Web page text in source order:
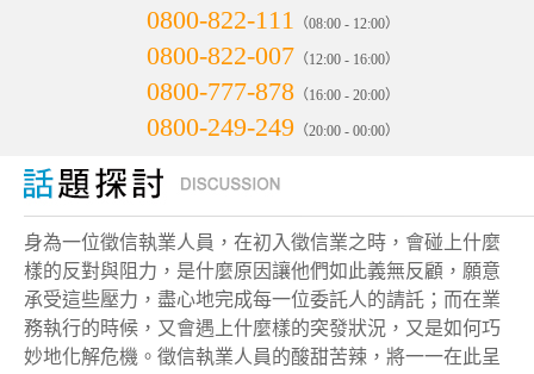
0800-822-111 （08:00 - 12:00）
0800-822-007 （12:00 - 16:00）
0800-777-878 （16:00 - 20:00）
0800-249-249 （20:00 - 00:00）
身為一位徵信執業人員，在初入徵信業之時，會碰上什麼
樣的反對與阻力，是什麼原因讓他們如此義無反顧，願意
承受這些壓力，盡心地完成每一位委託人的請託；而在業
務執行的時候，又會遇上什麼樣的突發狀況，又是如何巧
妙地化解危機。徵信執業人員的酸甜苦辣，將一一在此呈